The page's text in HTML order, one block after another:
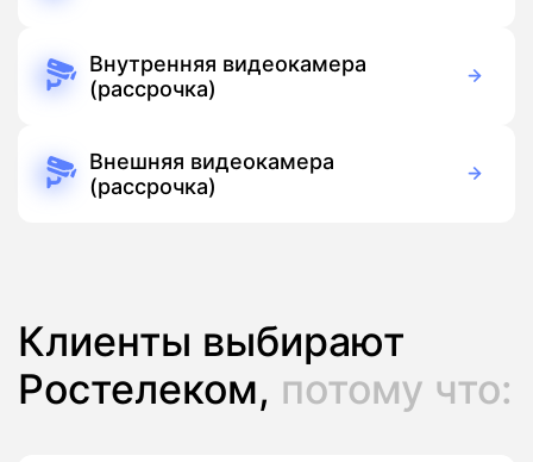
ПодпискаВнутренняя видеокамера
(рассрочка)
ПодпискаВнешняя видеокамера
(рассрочка)
Клиенты выбирают
Ростелеком, потому что: